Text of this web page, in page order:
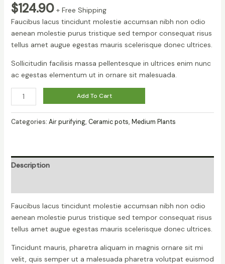
$124.90 + Free Shipping
Faucibus lacus tincidunt molestie accumsan nibh non odio
aenean molestie purus tristique sed tempor consequat risus
tellus amet augue egestas mauris scelerisque donec ultrices.
Sollicitudin facilisis massa pellentesque in ultrices enim nunc
ac egestas elementum ut in ornare sit malesuada.
Ficus
Decora
quantity
Add To Cart
Categories: Air purifying, Ceramic pots, Medium Plants
Description
Faucibus lacus tincidunt molestie accumsan nibh non odio
aenean molestie purus tristique sed tempor consequat risus
tellus amet augue egestas mauris scelerisque donec ultrices.
Tincidunt mauris, pharetra aliquam in magnis ornare sit mi
velit, quis semper ut a malesuada pharetra volutpat euismod